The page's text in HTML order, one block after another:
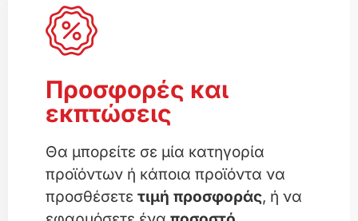
Προσφορές και
εκπτώσεις
Θα μπορείτε σε μία κατηγορία
προϊόντων ή κάποια προϊόντα να
προσθέσετετιμή προσφοράς, ή να